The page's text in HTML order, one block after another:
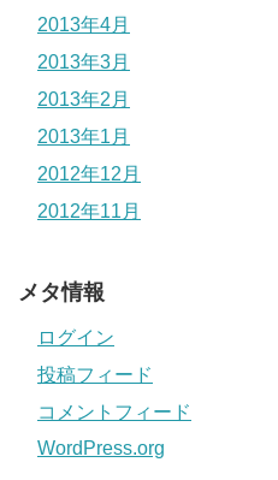
2013年4月
2013年3月
2013年2月
2013年1月
2012年12月
2012年11月
メタ情報
ログイン
投稿フィード
コメントフィード
WordPress.org